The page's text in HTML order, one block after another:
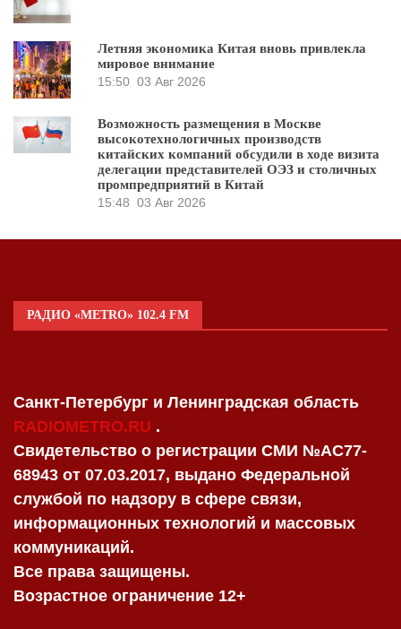
Летняя экономика Китая вновь привлекла
мировое внимание
15:50 03 Авг 2026
Возможность размещения в Москве
высокотехнологичных производств
китайских компаний обсудили в ходе визита
делегации представителей ОЭЗ и столичных
промпредприятий в Китай
15:48 03 Авг 2026
РАДИО «METRO» 102.4 FM
Санкт-Петербург и Ленинградская область
RADIOMETRO.RU .
Свидетельство о регистрации СМИ №AC77-
68943 от 07.03.2017, выдано Федеральной
службой по надзору в сфере связи,
информационных технологий и массовых
коммуникаций.
Все права защищены.
Возрастное ограничение 12+